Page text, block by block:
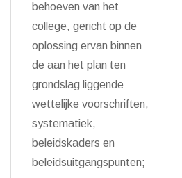
behoeven van het
college, gericht op de
oplossing ervan binnen
de aan het plan ten
grondslag liggende
wettelijke voorschriften,
systematiek,
beleidskaders en
beleidsuitgangspunten;